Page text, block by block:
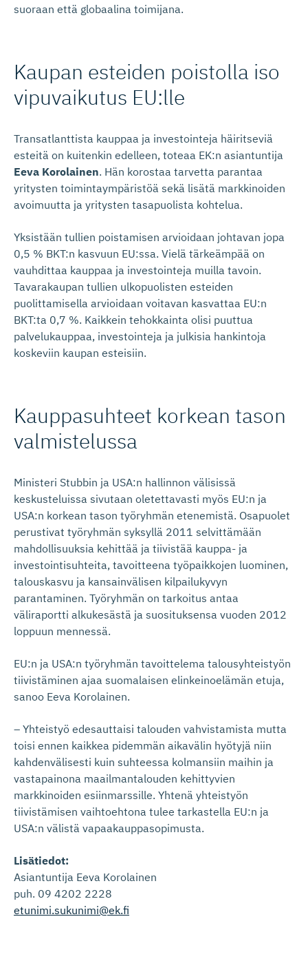
suoraan että globaalina toimijana.
Kaupan esteiden poistolla iso
vipuvaikutus EU:lle
Transatlanttista kauppaa ja investointeja häiritseviä
esteitä on kuitenkin edelleen, toteaa EK:n asiantuntija
Eeva Korolainen. Hän korostaa tarvetta parantaa
yritysten toimintaympäristöä sekä lisätä markkinoiden
avoimuutta ja yritysten tasapuolista kohtelua.
Yksistään tullien poistamisen arvioidaan johtavan jopa
0,5 % BKT:n kasvuun EU:ssa. Vielä tärkeämpää on
vauhdittaa kauppaa ja investointeja muilla tavoin.
Tavarakaupan tullien ulkopuolisten esteiden
puolittamisella arvioidaan voitavan kasvattaa EU:n
BKT:ta 0,7 %. Kaikkein tehokkainta olisi puuttua
palvelukauppaa, investointeja ja julkisia hankintoja
koskeviin kaupan esteisiin.
Kauppasuhteet korkean tason
valmistelussa
Ministeri Stubbin ja USA:n hallinnon välisissä
keskusteluissa sivutaan oletettavasti myös EU:n ja
USA:n korkean tason työryhmän etenemistä. Osapuolet
perustivat työryhmän syksyllä 2011 selvittämään
mahdollisuuksia kehittää ja tiivistää kauppa- ja
investointisuhteita, tavoitteena työpaikkojen luominen,
talouskasvu ja kansainvälisen kilpailukyvyn
parantaminen. Työryhmän on tarkoitus antaa
väliraportti alkukesästä ja suosituksensa vuoden 2012
loppuun mennessä.
EU:n ja USA:n työryhmän tavoittelema talousyhteistyön
tiivistäminen ajaa suomalaisen elinkeinoelämän etuja,
sanoo Eeva Korolainen.
– Yhteistyö edesauttaisi talouden vahvistamista mutta
toisi ennen kaikkea pidemmän aikavälin hyötyjä niin
kahdenvälisesti kuin suhteessa kolmansiin maihin ja
vastapainona maailmantalouden kehittyvien
markkinoiden esiinmarssille. Yhtenä yhteistyön
tiivistämisen vaihtoehtona tulee tarkastella EU:n ja
USA:n välistä vapaakauppasopimusta.
Lisätiedot:
Asiantuntija Eeva Korolainen
puh. 09 4202 2228
etunimi.sukunimi@ek.fi